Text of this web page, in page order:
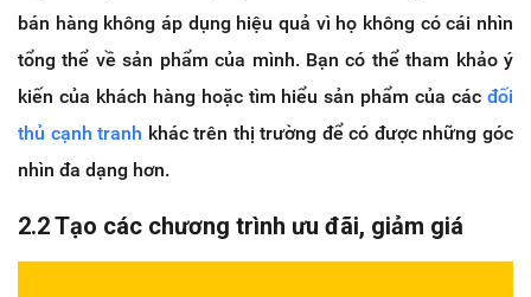
bán hàng không áp dụng hiệu quả vì họ không có cái nhìn
tổng thể về sản phẩm của mình. Bạn có thể tham khảo ý
kiến ​​của khách hàng hoặc tìm hiểu sản phẩm của các đối
thủ cạnh tranh khác trên thị trường để có được những góc
nhìn đa dạng hơn.
2.2 Tạo các chương trình ưu đãi, giảm giá